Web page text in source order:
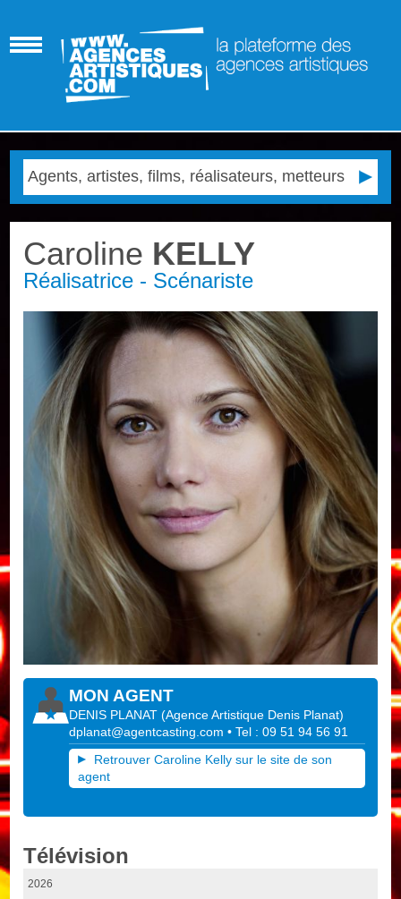
Caroline KELLY
Réalisatrice - Scénariste
MON AGENT
DENIS PLANAT (Agence Artistique Denis Planat)
dplanat@agentcasting.com • Tel : 09 51 94 56 91
Retrouver Caroline Kelly sur le site de son
agent
Télévision
2026